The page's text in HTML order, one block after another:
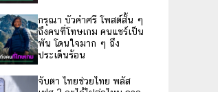
กรุณา บัวคำศรี โพสต์สั้น ๆ
ถึงคนที่โทษเกม คนแชร์เป็น
พัน โดนใจมาก ๆ ถึง
ประเด็นร้อน
จับตา ไทยช่วยไทย พลัส